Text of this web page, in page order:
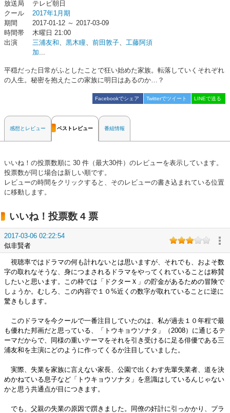
放送局
テレビ朝日
クール
2017年1月期
期間
2017-01-12 ～ 2017-03-09
時間帯
木曜日 21:00
出演
三浦友和、 黒木瞳、 前田敦子、 工藤阿須
加...
平穏だった日常がふとしたことで狂い始めた家族。転落していくそれぞれ
の人生。秘密を抱えたこの家族に明日はあるのか…？
Facebookでシェア Twitterでツイート LINEで送る
感想とレビュー ベストレビュー 番組情報
いいね！の投票数順に 30 件（最大30件）のレビューを表示しています。
投票数が同じ場合は新しい順です。
レビューの時間をクリックすると、そのレビューの書き込まれている位置
に移動します。
いいね！投票数 4 票
2017-03-06 02:22:54
似非賢者
視聴率ではドラマの何も計れないとは思いますが、それでも、およそ数
字の取れなそうな、身につまされるドラマをやってくれていることは称賛
したいと思います。この枠では「ドクターＸ」の貯金があるための冒険で
しょうか。むしろ、この内容で１０%近くの数字が取れていることに逆に
驚きもします。
このドラマを今クールで一番注目していたのは、私が過去１０年程で最
も優れた邦画だと思っている、「トウキョウソナタ」（2008）に通じるテ
ーマだからで、同様の重いテーマをそれを引き受けるに足る俳優である三
浦友和を主演にどのように作ってくるか注目していました。
実際、失業を家族に言えない家長、公園で出くわす先輩失業者、道を決
めかねている息子など「トウキョウソナタ」を意識はしているんじゃない
かと思う共通点が目につきます。
でも、父親の失業の原因で躓きました。同僚の奸計に引っかかり、プラ